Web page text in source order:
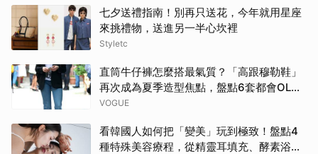
七夕送禮指南！別再只送花，今年就用星座
來挑禮物，送進另一半心坎裡
Styletc
直筒牛仔褲怎麼搭最氣質？「高跟穆勒鞋」
再次成為夏季造型焦點，盤點6套都會OL穿
搭公式
VOGUE
看韓國人如何把「變美」玩到極致！盤點4
種特殊美容療程，從精靈耳填充、酵素浴到